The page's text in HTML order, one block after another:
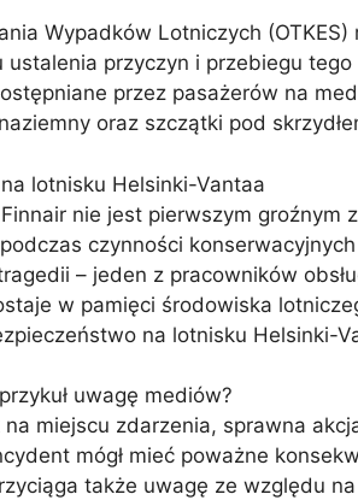
Wypadków Lotniczych (OTKES)
ustalenia przyczyn i przebiegu
przez pasażerów na
oraz szczątki pod
lotnisku Helsinki-Vantaa
nie jest pierwszym groźnym
czynności
– jeden z pracowników
w pamięci środowiska
na lotnisku Helsinki-
uwagę mediów?
miejscu zdarzenia, sprawna
mógł mieć poważne
także uwagę ze względu